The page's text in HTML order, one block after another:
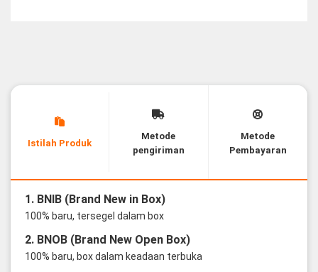
Istilah Produk
Metode
pengiriman
Metode
Pembayaran
1. BNIB (Brand New in Box)
100% baru, tersegel dalam box
2. BNOB (Brand New Open Box)
100% baru, box dalam keadaan terbuka